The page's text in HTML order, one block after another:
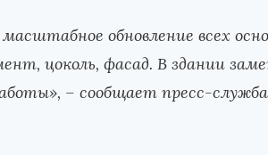
обновление всех
цоколь, фасад. В здании
– сообщает пресс-